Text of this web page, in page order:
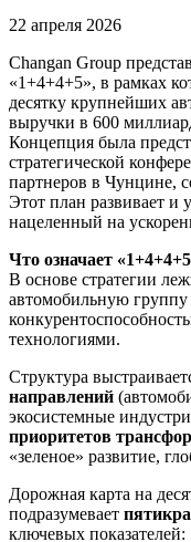
22 апреля 2026
Changan Group
«1+4+4+5», в рамках
десятку крупнейших
выручки в 600
Концепция была
стратегической
партнеров в Чунцине,
Этот план развивает и
нацеленный на
Что означает
В основе стратегии
автомобильную группу
технологиями.
Структура
направлений
экосистемные
приоритетов
«зеленое» развитие,
Дорожная карта на
подразумевает
ключевых показателей: